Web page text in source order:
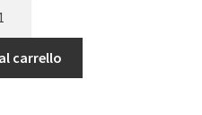
carrello